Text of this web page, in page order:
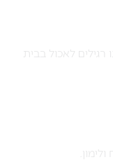
לאכול בבית